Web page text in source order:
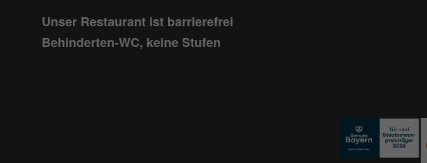
Unser Restaurant ist barrierefrei
Behinderten-WC, keine Stufen